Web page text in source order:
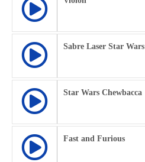
Sabre Laser Star Wars
Star Wars Chewbacca
Fast and Furious